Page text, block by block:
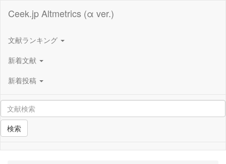
Ceek.jp Altmetrics (α ver.)
文献ランキング
新着文献
新着投稿
検索